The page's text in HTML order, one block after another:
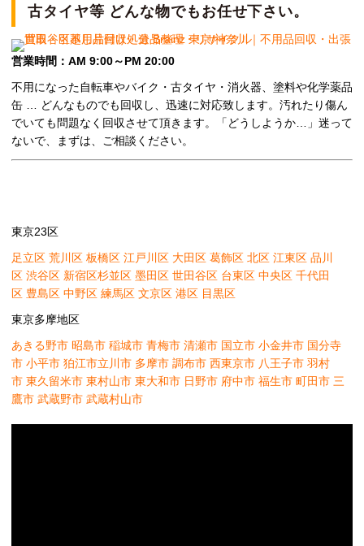
古タイヤ等 どんな物でもお任せ下さい。
営業時間：AM 9:00～PM 20:00
不用になった自転車やバイク・古タイヤ・消火器、塗料や化学薬品
缶 … どんなものでも回収し、迅速に対応致します。汚れたり傷ん
でいても問題なく回収させて頂きます。「どうしようか…」迷って
ないで、まずは、ご相談ください。
東京23区
足立区 荒川区 板橋区 江戸川区 大田区 葛飾区 北区 江東区 品川
区 渋谷区 新宿区杉並区 墨田区 世田谷区 台東区 中央区 千代田
区 豊島区 中野区 練馬区 文京区 港区 目黒区
東京多摩地区
あきる野市 昭島市 稲城市 青梅市 清瀬市 国立市 小金井市 国分寺
市 小平市 狛江市立川市 多摩市 調布市 西東京市 八王子市 羽村
市 東久留米市 東村山市 東大和市 日野市 府中市 福生市 町田市 三
鷹市 武蔵野市 武蔵村山市